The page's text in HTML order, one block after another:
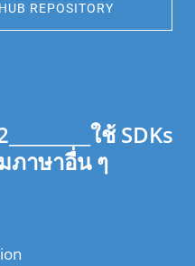
REPOSITORY
ใช้ SDKs
ภาษาอื่น ๆ